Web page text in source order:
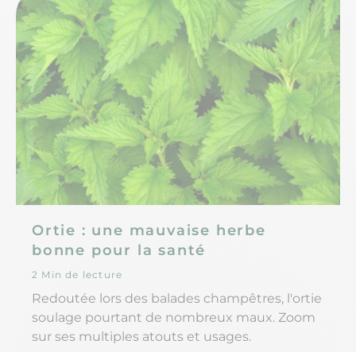
Ortie : une mauvaise herbe
bonne pour la santé
2 Min de lecture
Redoutée lors des balades champêtres, l'ortie
soulage pourtant de nombreux maux. Zoom
sur ses multiples atouts et usages.